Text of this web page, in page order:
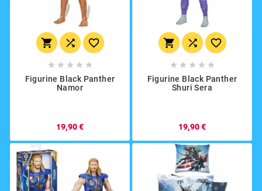
  
    
Figurine Black Panther
Namor
19,90 €
  
    
Figurine Black Panther
Shuri Sera
19,90 €